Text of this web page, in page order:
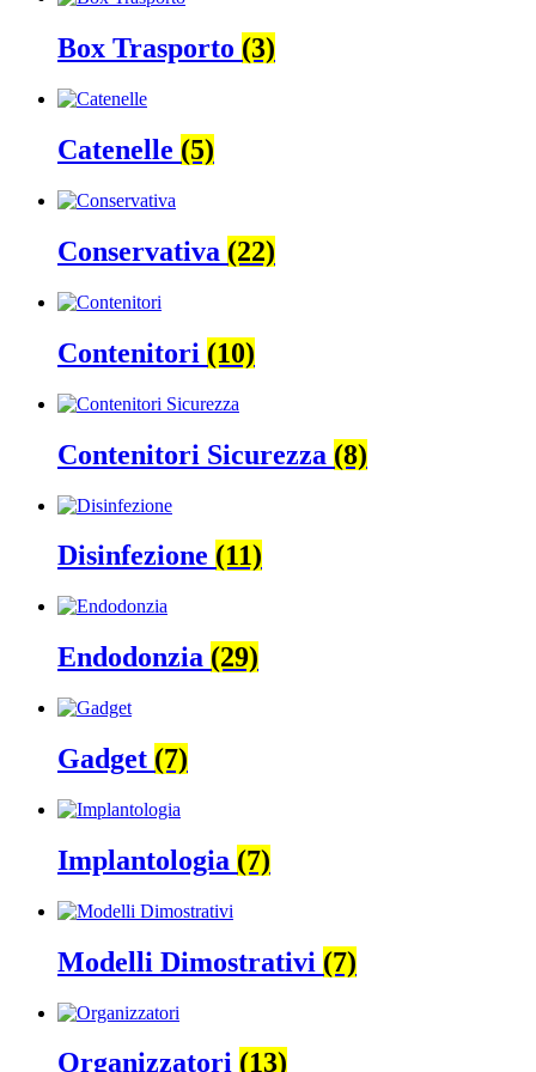
Box Trasporto (3)
Catenelle (5)
Conservativa (22)
Contenitori (10)
Contenitori Sicurezza (8)
Disinfezione (11)
Endodonzia (29)
Gadget (7)
Implantologia (7)
Modelli Dimostrativi (7)
Organizzatori (13)